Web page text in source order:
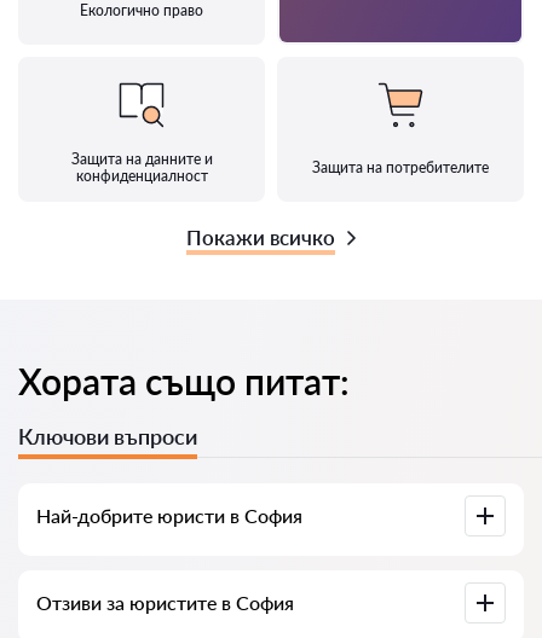
Екологично право
Защита на данните и
конфиденциалност
Защита на потребителите
Покажи всичко
Хората също питат:
Ключови въпроси
Най-добрите юристи в София
пълна информация. Цени, отзиви, телефонен номер и
Отзиви за юристите в София